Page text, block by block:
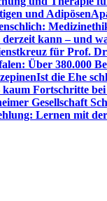
und Adipösen
kann – und
für Prof.
Über 380.000
Ist die Ehe
kaum Fortschritte
Gesellschaft
Lernen mit